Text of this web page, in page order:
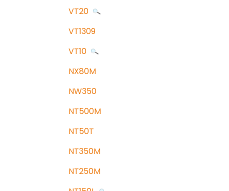
VT20
VT1309
VT10
NX80M
NW350
NT500M
NT50T
NT350M
NT250M